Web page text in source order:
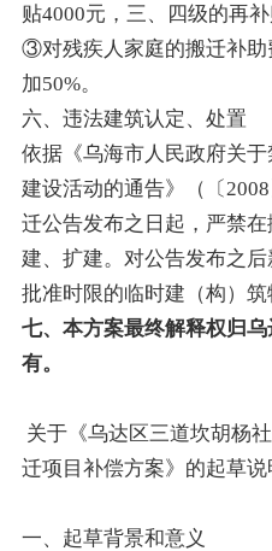
贴4000元，三、四级的再
③对残疾人家庭的搬迁补助
加50%。
六、违法建筑认定、处置
依据《乌海市人民政府关
建设活动的通告》（〔
迁公告发布之日起，严禁
建、扩建。对公告发布之
批准时限的临时建（构）筑
七、本方案最终解释权归
有。
关于《乌达区三道坎胡杨
迁项目补偿方案》的起草说
一、起草背景和意义